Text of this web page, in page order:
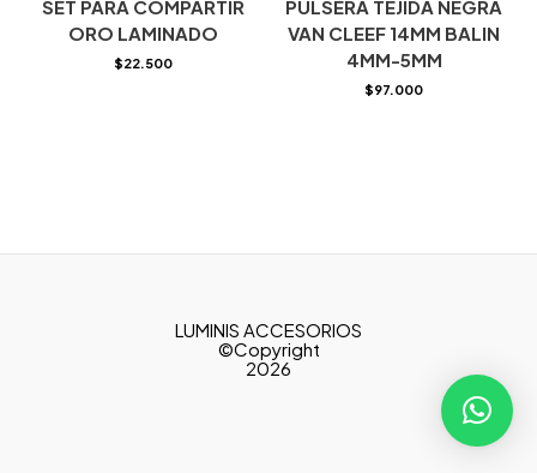
SET PARA COMPARTIR
ORO LAMINADO
$22.500
PULSERA TEJIDA NEGRA
VAN CLEEF 14MM BALIN
4MM-5MM
$97.000
LUMINIS ACCESORIOS
©Copyright
2026